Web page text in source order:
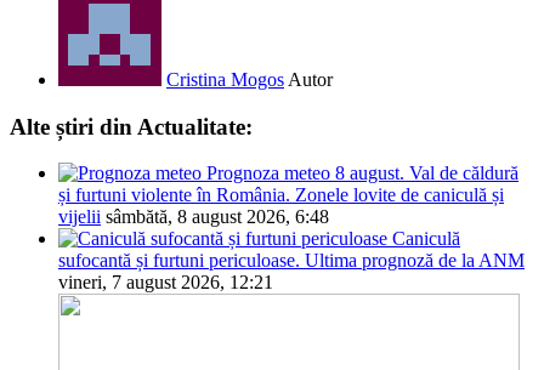
Cristina Mogos Autor
Alte știri din Actualitate:
Prognoza meteo 8 august. Val de căldură
și furtuni violente în România. Zonele lovite de caniculă și
vijelii sâmbătă, 8 august 2026, 6:48
Caniculă
sufocantă și furtuni periculoase. Ultima prognoză de la ANM
vineri, 7 august 2026, 12:21